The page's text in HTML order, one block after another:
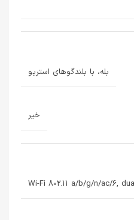
بله، با بلندگوهای استریو
خیر
Wi-Fi 802.11 a/b/g/n/ac/6,